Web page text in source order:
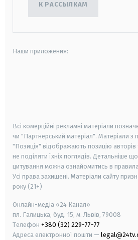
К РАССЫЛКАМ
Наши приложения:
Всі комерційні рекламні матеріали
чи "Партнерський матеріал". Матеріали з
"Позиція" відображають позицію авторів
не поділяти їхніх поглядів. Детальніше
цитування можна ознайомитись в
Усі права захищені. Матеріали сайту
року (21+)
Онлайн-медіа «24 Канал»
пл. Галицька, буд. 15, м. Львів, 79008
Телефон +380 (32) 229-77-77
Адреса електронної пошти —